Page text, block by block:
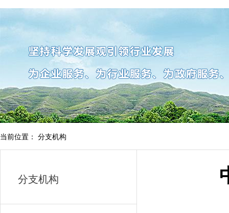
当前位置： 分支机构
分支机构